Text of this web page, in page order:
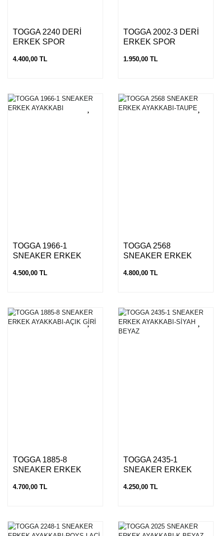
TOGGA 2240 DERİ
ERKEK SPOR
4.400,00 TL
TOGGA 2002-3 DERİ
ERKEK SPOR
1.950,00 TL
TOGGA 1966-1
SNEAKER ERKEK
4.500,00 TL
TOGGA 2568
SNEAKER ERKEK
4.800,00 TL
TOGGA 1885-8
SNEAKER ERKEK
4.700,00 TL
TOGGA 2435-1
SNEAKER ERKEK
BEYAZ
4.250,00 TL